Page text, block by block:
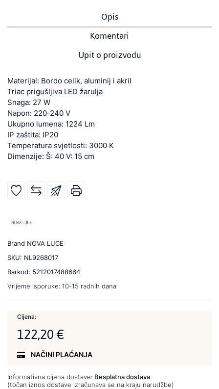
Opis
Komentari
Upit o proizvodu
Materijal: Bordo celik, aluminij i akril
Triac prigušljiva LED žarulja
Snaga: 27 W
Napon: 220-240 V
Ukupno lumena: 1224 Lm
IP zaštita: IP20
Temperatura svjetlosti: 3000 K
Dimenzije: Š: 40 V: 15 cm
Brand NOVA LUCE
SKU: NL9268017
Barkod: 5212017488664
Vrijeme isporuke: 10-15 radnih dana
Cijena:
122,20 €
NAČINI PLAĆANJA
Informativna cijena dostave: Besplatna dostava
(točan iznos dostave izračunava se na kraju narudžbe)